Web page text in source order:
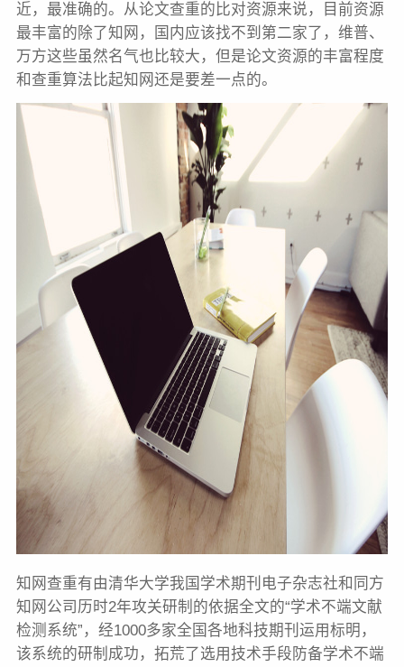
近，最准确的。从论文查重的比对资源来说，目前资源
最丰富的除了知网，国内应该找不到第二家了，维普、
万方这些虽然名气也比较大，但是论文资源的丰富程度
和查重算法比起知网还是要差一点的。
知网查重有由清华大学我国学术期刊电子杂志社和同方
知网公司历时2年攻关研制的依据全文的“学术不端文献
检测系统”，经1000多家全国各地科技期刊运用标明，
该系统的研制成功，拓荒了选用技术手段防备学术不端